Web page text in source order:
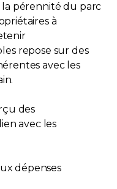
la pérennité du parc
à
repose sur des
avec les
des
avec les
dépenses